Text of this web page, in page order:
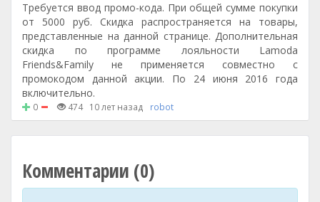
Требуется ввод промо-кода. При общей сумме покупки
от 5000 руб. Скидка распространяется на товары,
представленные на данной странице. Дополнительная
скидка по программе лояльности Lamoda
Friends&Family не применяется совместно с
промокодом данной акции. По 24 июня 2016 года
включительно.
0 474 10 лет назад robot
Комментарии (0)